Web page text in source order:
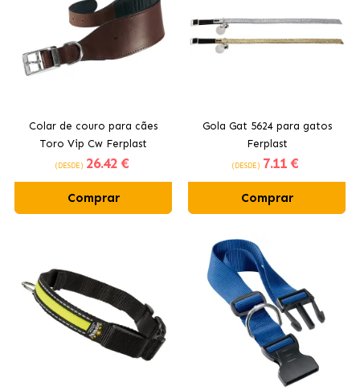
Colar de couro para cães
Toro Vip Cw Ferplast
(DESDE) 26.42 €
Comprar
Gola Gat 5624 para gatos
Ferplast
(DESDE) 7.11 €
Comprar